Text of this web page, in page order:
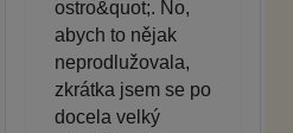
ostro&quot;. No,
abych to nějak
neprodlužovala,
zkrátka jsem se po
docela velký